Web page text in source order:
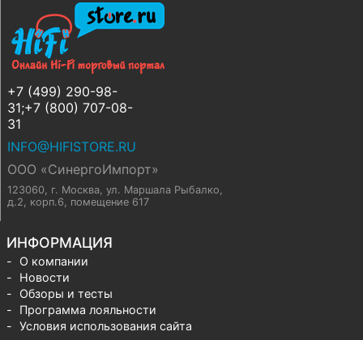
+7 (499) 290-98-
31;+7 (800) 707-08-
31
INFO@HIFISTORE.RU
ООО «СинергоИмпорт»
123060, г. Москва, ул. Маршала Рыбалко,
д.2, корп.6, помещение 617
ИНФОРМАЦИЯ
О компании
Новости
Обзоры и тесты
Программа лояльности
Условия использования сайта